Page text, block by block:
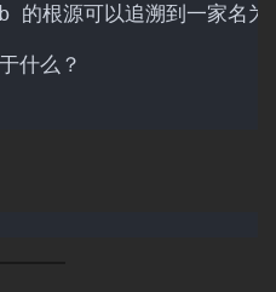
的根源可以追溯到一家名
什么？